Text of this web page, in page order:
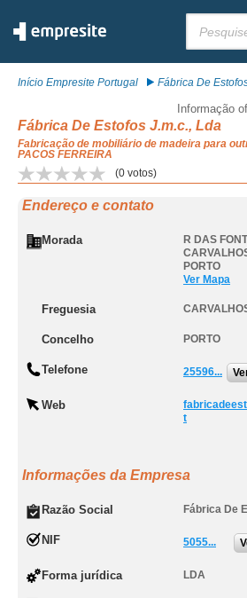
Início Empresite Portugal Fábrica De
Informação
Fábrica De Estofos J.m.c., Lda
Fabricação de mobiliário de madeira para
PACOS FERREIRA
(0 votos)
Endereço e contato
Morada R DAS
PORTO
Ver Mapa
Freguesia
Concelho PORTO
Telefone 25596...
Web
t
Informações da Empresa
Razão Social Fábrica De
NIF 5055...
Forma jurídica LDA